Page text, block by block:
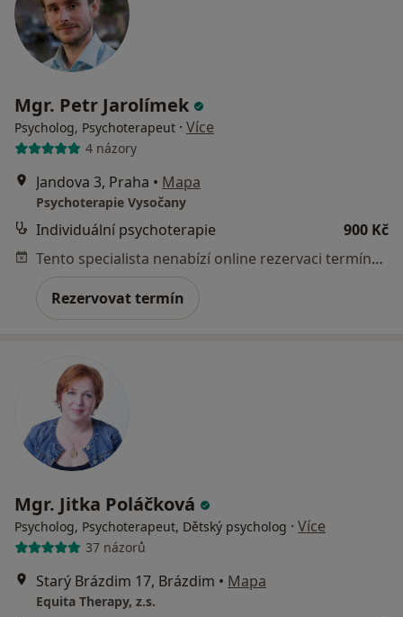
Mgr. Petr Jarolímek
Psycholog, Psychoterapeut · Více
4 názory
Jandova 3, Praha • Mapa
Psychoterapie Vysočany
Individuální psychoterapie
900 Kč
Tento specialista nenabízí online rezervaci termínu na této adrese.
Rezervovat termín
Mgr. Jitka Poláčková
Psycholog, Psychoterapeut, Dětský psycholog · Více
37 názorů
Starý Brázdim 17, Brázdim • Mapa
Equita Therapy, z.s.